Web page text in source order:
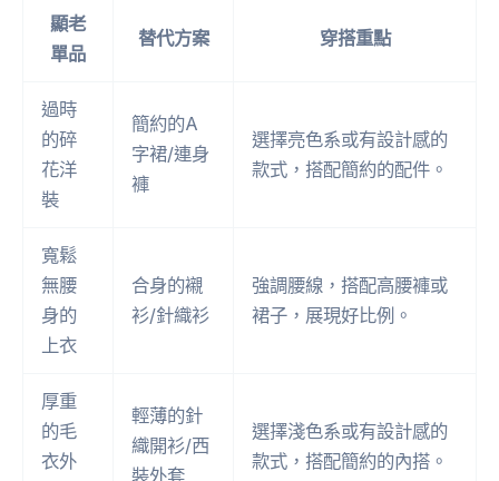
顯老
單品
替代方案 穿搭重點
過時
的碎
花洋
裝
簡約的A
字裙/連身
褲
選擇亮色系或有設計感的
款式，搭配簡約的配件。
寬鬆
無腰
身的
上衣
合身的襯
衫/針織衫
強調腰線，搭配高腰褲或
裙子，展現好比例。
厚重
的毛
衣外
輕薄的針
織開衫/西
裝外套
選擇淺色系或有設計感的
款式，搭配簡約的內搭。